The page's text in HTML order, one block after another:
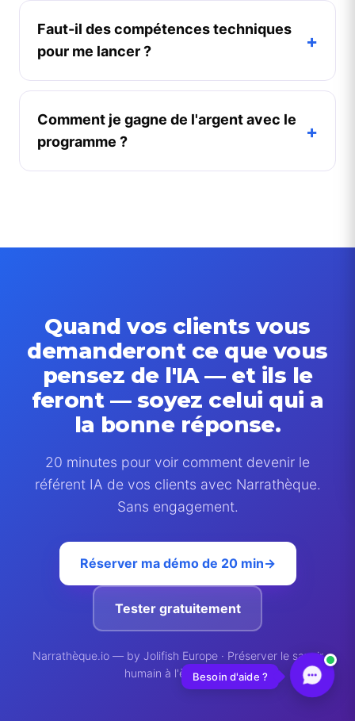
Faut-il des compétences techniques
pour me lancer ?
+
Comment je gagne de l'argent avec le
programme ?
+
Quand vos clients vous
demanderont ce que vous
pensez de l'IA — et ils le
feront — soyez celui qui a
la bonne réponse.
20 minutes pour voir comment devenir le
référent IA de vos clients avec Narrathèque.
Sans engagement.
Réserver ma démo de 20 min→
Tester gratuitement
Narrathèque.io — by Jolifish Europe · Préserver le savoir
humain à l'ère de l'IABesoin d'aide ?